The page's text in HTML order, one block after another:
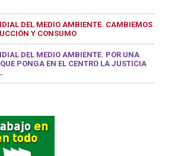
DEL MEDIO AMBIENTE. CAMBIEMOS
Y CONSUMO
DEL MEDIO AMBIENTE. POR UNA
PONGA EN EL CENTRO LA JUSTICIA